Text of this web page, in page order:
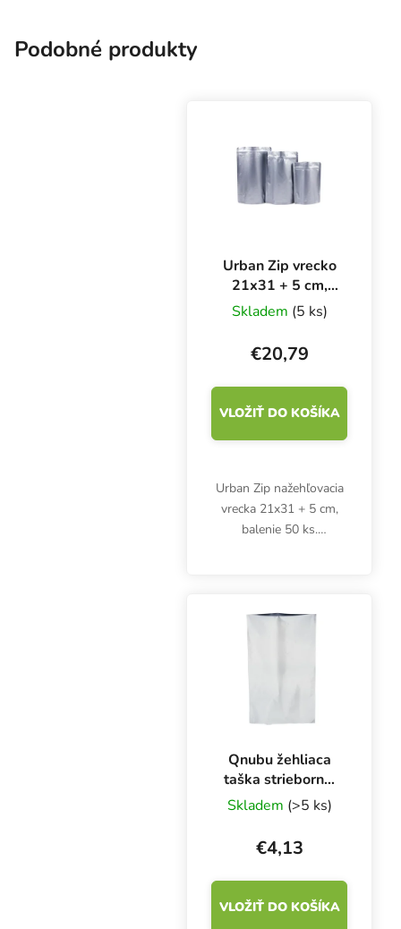
Podobné produkty
Urban Zip vrecko
21x31 + 5 cm,
balenie 50 ks
Skladem (5 ks)
€20,79
VLOŽIŤ DO KOŠÍKA
Urban Zip nažehľovacia
vrecka 21x31 + 5 cm,
balenie 50 ks.
potraviny. So zipsovým
Qnubu žehliaca
taška strieborná,
560x950 mm
Skladem (>5 ks)
€4,13
VLOŽIŤ DO KOŠÍKA